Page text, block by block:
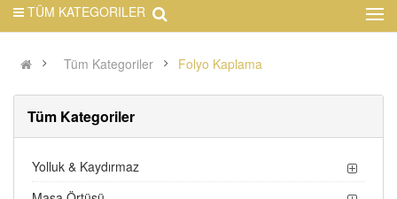
TÜM KATEGORILER
Tüm Kategoriler Folyo Kaplama
Tüm Kategoriler
Yolluk & Kaydırmaz